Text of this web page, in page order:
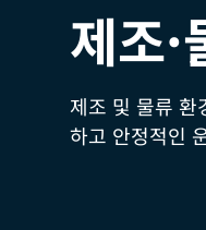
제조
제조 및 물류 환
하고 안정적인